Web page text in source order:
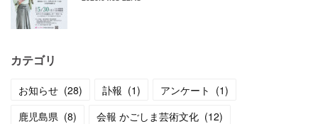
カテゴリ
お知らせ (28) 訃報 (1) アンケート (1)
鹿児島県 (8) 会報 かごしま芸術文化 (12)